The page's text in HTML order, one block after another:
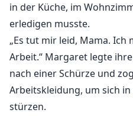
in der Küche, im
erledigen musste.
„Es tut mir leid, Mama.
Arbeit.“ Margaret legte
nach einer Schürze und
Arbeitskleidung, um sich
stürzen.